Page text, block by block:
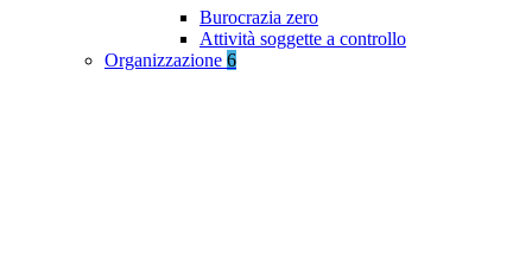
Burocrazia zero
Attività soggette a controllo
Organizzazione 6